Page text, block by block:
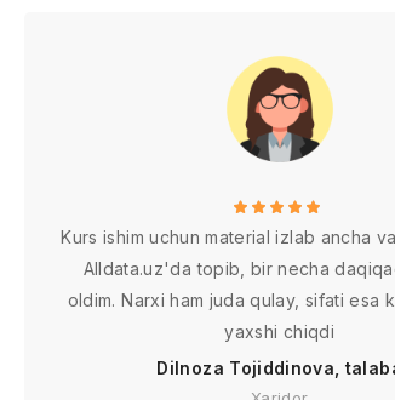
Kurs ishim uchun material izlab ancha
Alldata.uz'da topib, bir necha
oldim. Narxi ham juda qulay, sifati esa
yaxshi chiqdi
Dilnoza Tojiddinova,